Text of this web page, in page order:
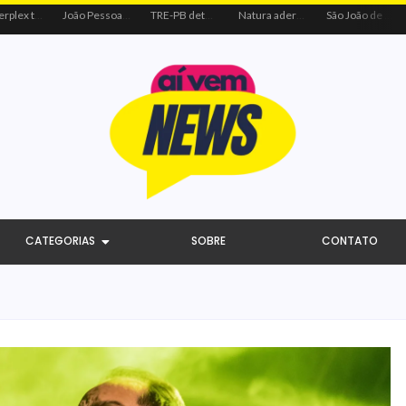
Centerplex traz o combo mais aguardado dos oceanos para estreia de Moana TRE-PB determina remoção de vídeo de Cícero por uso indevido de programa público Natura adere à coalizão do Código de Defesa e Inclusão do Consumidor Negro
CATEGORIAS SOBRE CONTATO